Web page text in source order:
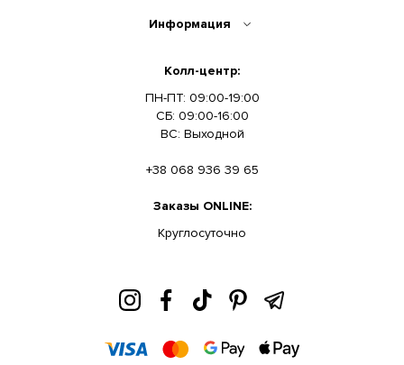
Информация
Колл-центр:
ПН-ПТ: 09:00-19:00
СБ: 09:00-16:00
ВС: Выходной
+38 068 936 39 65
Заказы ONLINE:
Круглосуточно